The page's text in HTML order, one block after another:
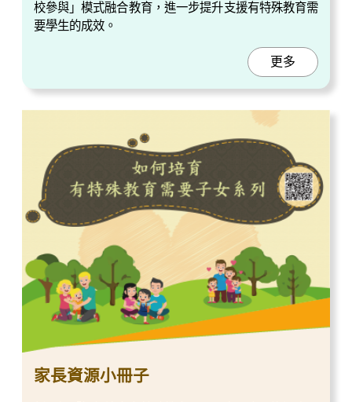
校參與」模式融合教育，進一步提升支援有特殊教育需
要學生的成效。
更多
家長資源小冊子